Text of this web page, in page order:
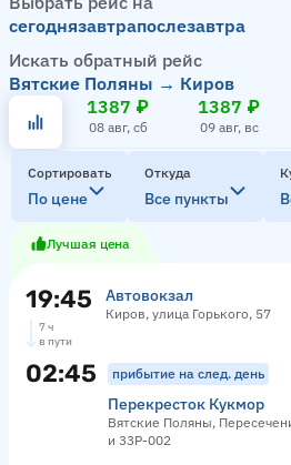
сегоднязавтрапослезавтра
Искать обратный рейс
Вятские Поляны → Киров
1387 ₽
08 авг, сб
1387 ₽
09 авг, вс
Сортировать
По цене
Откуда
Все пункты
Лучшая цена
19:45 Автовокзал
Киров, улица Горького, 57
7 ч
в пути
02:45 прибытие на след. день
Перекресток Кукмор
Вятские Поляны,
и 33Р-002